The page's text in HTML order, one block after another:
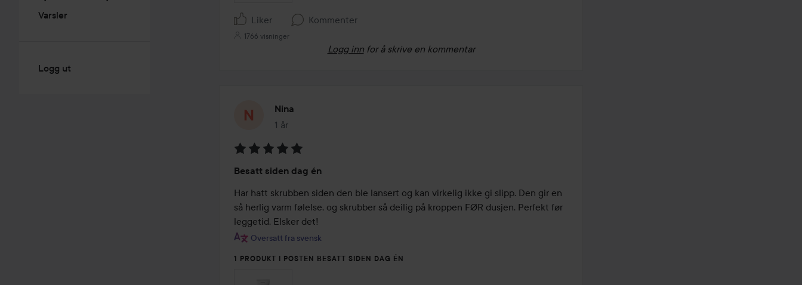
Varsler
Logg ut
Liker Kommenter
1766 visninger
Logg inn for å skrive en kommentar
Nina
1 år
Innlegget ble opprettet 1 år
5
av
5
Besatt siden dag én
Har hatt skrubben siden den ble lansert og kan virkelig ikke gi slipp. Den gir en
så herlig varm følelse, og skrubber så deilig på kroppen FØR dusjen. Perfekt før
leggetid. Elsker det!
Oversatt fra svensk
1 PRODUKT I POSTEN BESATT SIDEN DAG ÉN